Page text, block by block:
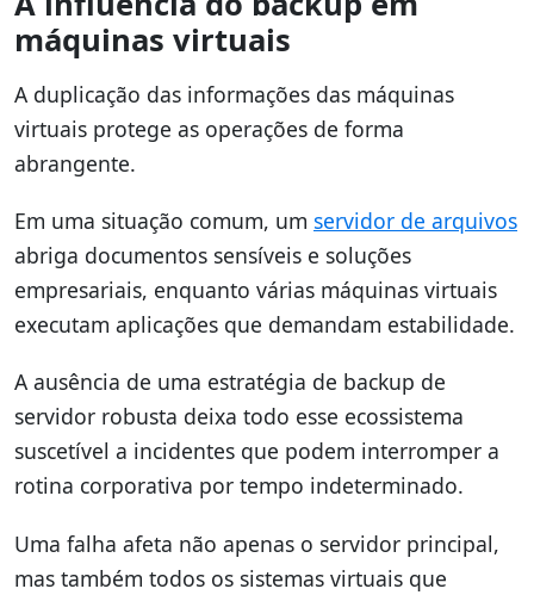
máquinas virtuais
A duplicação das informações das máquinas
virtuais protege as operações de forma
abrangente.
Em uma situação comum, um servidor de arquivos
abriga documentos sensíveis e soluções
empresariais, enquanto várias máquinas virtuais
executam aplicações que demandam estabilidade.
A ausência de uma estratégia de backup de
servidor robusta deixa todo esse ecossistema
suscetível a incidentes que podem interromper a
rotina corporativa por tempo indeterminado.
Uma falha afeta não apenas o servidor principal,
mas também todos os sistemas virtuais que